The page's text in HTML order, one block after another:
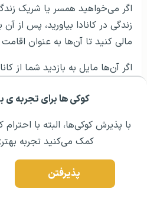
کوکی ها برای تجربه ی
با پذیرش کوکی‌ها، البته با
کمک می‌کنید تجربه
پذیرفتن
مشــاوره اولیه رایگان: ۰۲۱ ۴۳۰۰۰ ۰۲۱
اگر می‌خواهید همسر یا شریک
زندگی در کانادا بیاورید، پس از
مالی کنید تا آن‌ها به عنوان اقامت
اگر آن‌ها مایل به بازدید شما از
اقدام
است. اگر ظرف
نامزد اریتره خود ازدواج نکردید،
جدید اقدام کنید. الزامات اساسی
یک شهروند اریتره، باید به دولت
شرایط انجام این کار هستید. این